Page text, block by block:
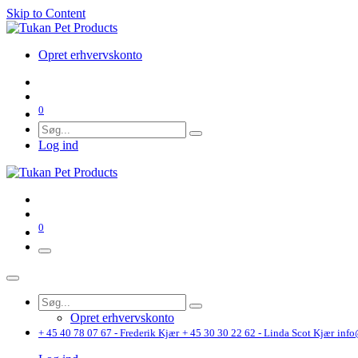
Skip to Content
Opret erhvervskonto
0
Log ind
0
Opret erhvervskonto
+ 45 40 78 07 67 - Frederik Kjær + 45 30 30 22 62 - Linda Scot Kjær